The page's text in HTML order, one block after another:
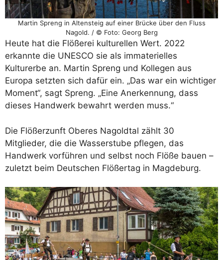
Martin Spreng in Altensteig auf einer Brücke über den Fluss
Nagold. / © Foto: Georg Berg
Heute hat die Flößerei kulturellen Wert. 2022
erkannte die UNESCO sie als immaterielles
Kulturerbe an. Martin Spreng und Kollegen aus
Europa setzten sich dafür ein. „Das war ein wichtiger
Moment“, sagt Spreng. „Eine Anerkennung, dass
dieses Handwerk bewahrt werden muss.“
Die Flößerzunft Oberes Nagoldtal zählt 30
Mitglieder, die die Wasserstube pflegen, das
Handwerk vorführen und selbst noch Flöße bauen –
zuletzt beim Deutschen Flößertag in Magdeburg.